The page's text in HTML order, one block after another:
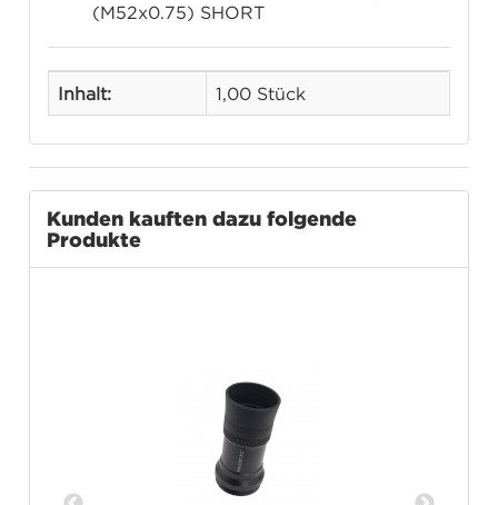
(M52x0.75) SHORT
Inhalt: 1,00 Stück
Kunden kauften dazu folgende
Produkte